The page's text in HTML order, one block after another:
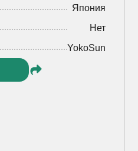
Япония
Нет
YokoSun